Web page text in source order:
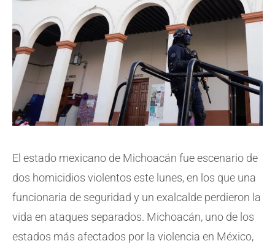
El estado mexicano de Michoacán fue escenario de
dos homicidios violentos este lunes, en los que una
funcionaria de seguridad y un exalcalde perdieron la
vida en ataques separados. Michoacán, uno de los
estados más afectados por la violencia en México,